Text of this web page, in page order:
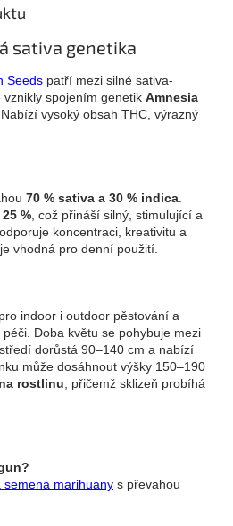
sativa genetika
Seeds patří mezi silné sativa-
spojením genetik Amnesia
. Nabízí vysoký obsah THC, výrazný
70 % sativa a 30 % indica
25 % , což přináší silný, stimulující a
koncentraci, kreativitu a
vhodná pro denní použití.
indoor i outdoor pěstování a
Doba květu se pohybuje mezi
dorůstá 90–140 cm a nabízí
může dosáhnout výšky 150–190
rostlinu , přičemž sklizeň probíhá
semena marihuany s převahou